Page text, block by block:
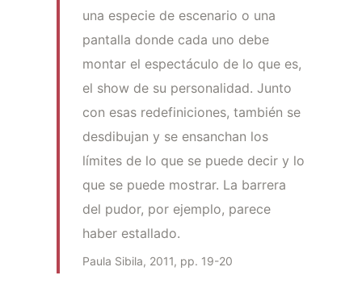
una especie de escenario o una
pantalla donde cada uno debe
montar el espectáculo de lo que es,
el show de su personalidad. Junto
con esas redefiniciones, también se
desdibujan y se ensanchan los
límites de lo que se puede decir y lo
que se puede mostrar. La barrera
del pudor, por ejemplo, parece
haber estallado.
Paula Sibila, 2011, pp. 19-20